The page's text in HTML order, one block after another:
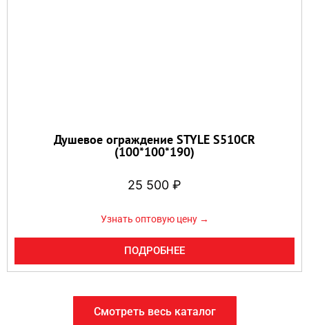
Душевое ограждение STYLE S510CR
(100*100*190)
25 500 ₽
Узнать оптовую цену →
ПОДРОБНЕЕ
Смотреть весь каталог